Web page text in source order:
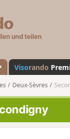
a
n
d
o
Visorando
Deux-Sèvres